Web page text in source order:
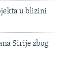
u blizini
Sirije zbog